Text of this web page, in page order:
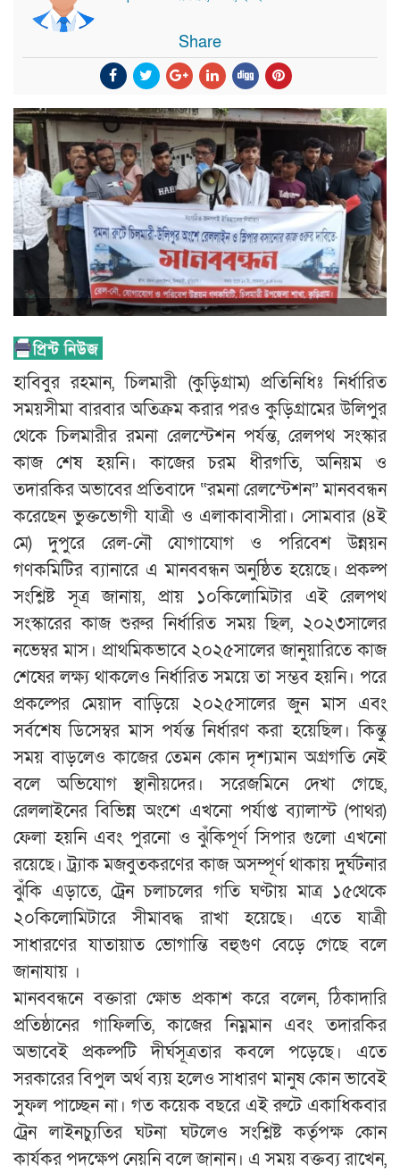
Share
হাবিবুর রহমান, চিলমারী (কুড়িগ্রাম) প্রতিনিধিঃ নির্ধারিত
সময়সীমা বারবার অতিক্রম করার পরও কুড়িগ্রামের উলিপুর
থেকে চিলমারীর রমনা রেলস্টেশন পর্যন্ত, রেলপথ সংস্কার
কাজ শেষ হয়নি। কাজের চরম ধীরগতি, অনিয়ম ও
তদারকির অভাবের প্রতিবাদে “রমনা রেলস্টেশন” মানববন্ধন
করেছেন ভুক্তভোগী যাত্রী ও এলাকাবাসীরা। সোমবার (৪ই
মে) দুপুরে রেল-নৌ যোগাযোগ ও পরিবেশ উন্নয়ন
গণকমিটির ব্যানারে এ মানববন্ধন অনুষ্ঠিত হয়েছে। প্রকল্প
সংশ্লিষ্ট সূত্র জানায়, প্রায় ১০কিলোমিটার এই রেলপথ
সংস্কারের কাজ শুরুর নির্ধারিত সময় ছিল, ২০২৩সালের
নভেম্বর মাস। প্রাথমিকভাবে ২০২৫সালের জানুয়ারিতে কাজ
শেষের লক্ষ্য থাকলেও নির্ধারিত সময়ে তা সম্ভব হয়নি। পরে
প্রকল্পের মেয়াদ বাড়িয়ে ২০২৫সালের জুন মাস এবং
সর্বশেষ ডিসেম্বর মাস পর্যন্ত নির্ধারণ করা হয়েছিল। কিন্তু
সময় বাড়লেও কাজের তেমন কোন দৃশ্যমান অগ্রগতি নেই
বলে অভিযোগ স্থানীয়দের। সরেজমিনে দেখা গেছে,
রেললাইনের বিভিন্ন অংশে এখনো পর্যাপ্ত ব্যালাস্ট (পাথর)
ফেলা হয়নি এবং পুরনো ও ঝুঁকিপূর্ণ সিপার গুলো এখনো
রয়েছে। ট্র্যাক মজবুতকরণের কাজ অসম্পূর্ণ থাকায় দুর্ঘটনার
ঝুঁকি এড়াতে, ট্রেন চলাচলের গতি ঘণ্টায় মাত্র ১৫থেকে
২০কিলোমিটারে সীমাবদ্ধ রাখা হয়েছে। এতে যাত্রী
সাধারণের যাতায়াত ভোগান্তি বহুগুণ বেড়ে গেছে বলে
জানাযায় ।
মানববন্ধনে বক্তারা ক্ষোভ প্রকাশ করে বলেন, ঠিকাদারি
প্রতিষ্ঠানের গাফিলতি, কাজের নিম্নমান এবং তদারকির
অভাবেই প্রকল্পটি দীর্ঘসূত্রতার কবলে পড়েছে। এতে
সরকারের বিপুল অর্থ ব্যয় হলেও সাধারণ মানুষ কোন ভাবেই
সুফল পাচ্ছেন না। গত কয়েক বছরে এই রুটে একাধিকবার
ট্রেন লাইনচ্যুতির ঘটনা ঘটলেও সংশ্লিষ্ট কর্তৃপক্ষ কোন
কার্যকর পদক্ষেপ নেয়নি বলে জানান। এ সময় বক্তব্য রাখেন,